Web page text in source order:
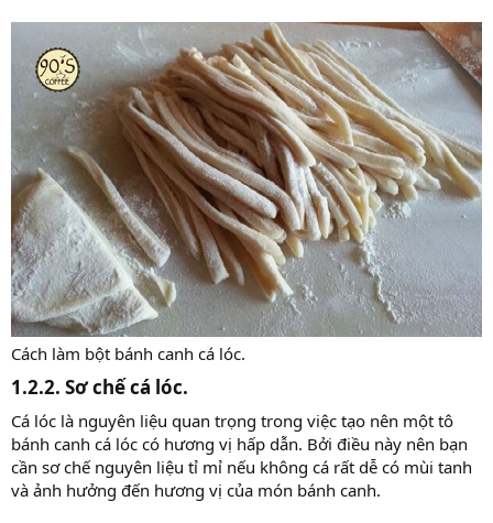
Cách làm bột bánh canh cá lóc.
1.2.2. Sơ chế cá lóc.​
Cá lóc là nguyên liệu quan trọng trong việc tạo nên một tô
bánh canh cá lóc có hương vị hấp dẫn. Bởi điều này nên bạn
cần sơ chế nguyên liệu tỉ mỉ nếu không cá rất dễ có mùi tanh
và ảnh hưởng đến hương vị của món bánh canh.